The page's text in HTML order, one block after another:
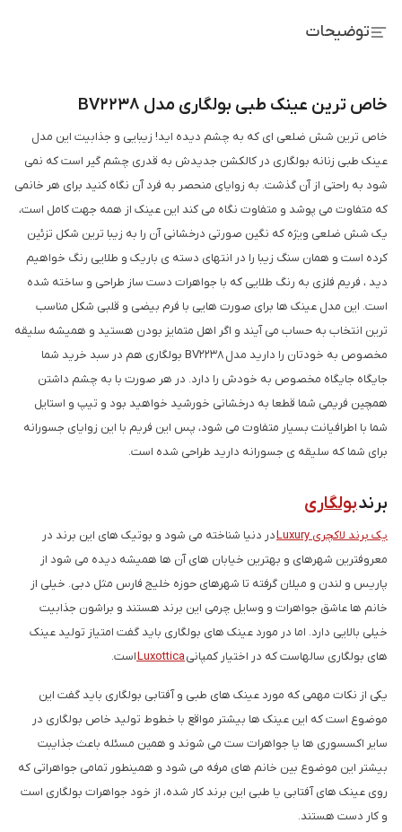
توضیحات
خاص ترین عینک طبی بولگاری مدل BV2238
خاص ترین شش ضلعی ای که به چشم دیده اید! زیبایی و جذابیت این مدل
عینک طبی زنانه بولگاری در کالکشن جدیدش به قدری چشم گیر است که نمی
شود به راحتی از آن گذشت. به زوایای منحصر به فرد آن نگاه کنید برای هر خانمی
که متفاوت می پوشد و متفاوت نگاه می کند این عینک از همه جهت کامل است،
یک شش ضلعی ویژه که نگین صورتی درخشانی آن را به زیبا ترین شکل تزئین
کرده است و همان سنگ زیبا را در انتهای دسته ی باریک و طلایی رنگ خواهیم
دید ، فریم فلزی به رنگ طلایی که با جواهرات دست ساز طراحی و ساخته شده
است. این مدل عینک ها برای صورت هایی با فرم بیضی و قلبی شکل مناسب
ترین انتخاب به حساب می آیند و اگر اهل متمایز بودن هستید و همیشه سلیقه
مخصوص به خودتان را دارید مدل BV2238 بولگاری هم در سبد خرید شما
جایگاه جایگاه مخصوص به خودش را دارد. در هر صورت با به چشم داشتن
همچین فریمی شما قطعا به درخشانی خورشید خواهید بود و تیپ و استایل
شما با اطرافیانت بسیار متفاوت می شود، پس این فریم با این زوایای جسورانه
برای شما که سلیقه ی جسورانه دارید طراحی شده است.
برندبولگاری
یک برند لاکچری Luxury
در دنیا شناخته می شود و بوتیک های این برند در
معروفترین شهرهای و بهترین خیابان های آن ها همیشه دیده می شود از
پاریس و لندن و میلان گرفته تا شهرهای حوزه خلیج فارس مثل دبی. خیلی از
خانم ها عاشق جواهرات و وسایل چرمی این برند هستند و براشون جذابیت
خیلی بالایی دارد. اما در مورد عینک های بولگاری باید گفت امتیاز تولید عینک
های بولگاری سالهاست که در اختیار کمپانیLuxotticaاست.
یکی از نکات مهمی که مورد عینک های طبی و آفتابی بولگاری باید گفت این
موضوع است که این عینک ها بیشتر مواقع با خطوط تولید خاص بولگاری در
سایر اکسسوری ها یا جواهرات ست می شوند و همین مسئله باعث جذایبت
بیشتر این موضوع بین خانم های مرفه می شود و همینطور تمامی جواهراتی که
روی عینک های آفتابی یا طبی این برند کار شده، از خود جواهرات بولگاری است
و کار دست هستند.